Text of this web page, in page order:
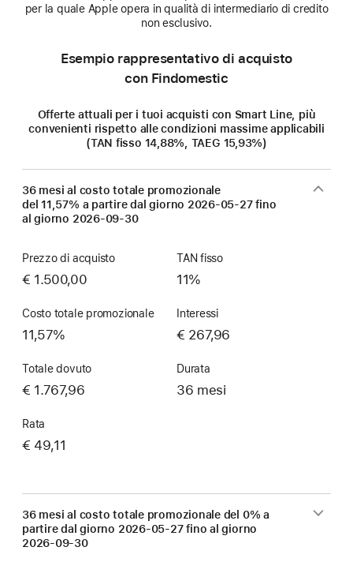
per la quale Apple opera in qualità di intermediario di credito
non esclusivo.
Esempio rappresentativo di acquisto
con Findomestic
Offerte attuali per i tuoi acquisti con Smart Line, più
convenienti rispetto alle condizioni massime applicabili
(TAN fisso 14,88%, TAEG 15,93%)
36 mesi al costo totale promozionale
del 11,57% a partire dal giorno 2026-05-27fino
al giorno 2026-09-30
Prezzo di acquisto
€ 1.500,00
TAN fisso
11%
Costo totale promozionale
11,57%
Interessi
€ 267,96
Totale dovuto
€ 1.767,96
Durata
36 mesi
Rata
€ 49,11
36 mesi al costo totale promozionale del 0% a
partire dal giorno 2026-05-27fino al giorno
2026-09-30